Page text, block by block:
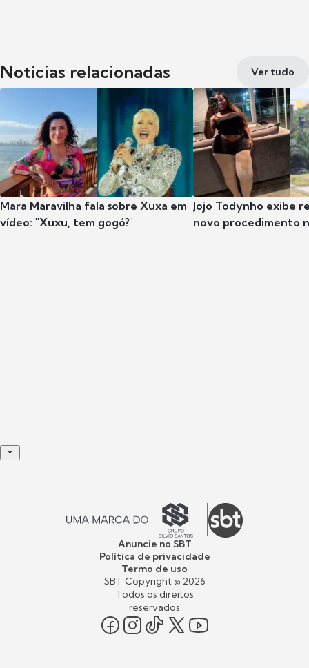
Notícias relacionadas Ver tudo
Mara Maravilha fala sobre Xuxa em
vídeo: "Xuxu, tem gogó?"
Jojo Todynho exibe
novo procedimento
Anuncie no SBT
Política de privacidade
Termo de uso
SBT Copyright © 2026
Todos os direitos
reservados